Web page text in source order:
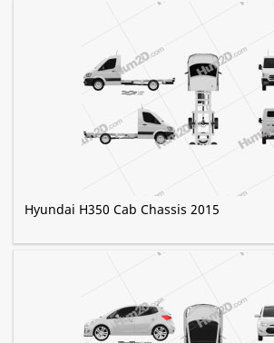
Hyundai H350 Cab Chassis 2015